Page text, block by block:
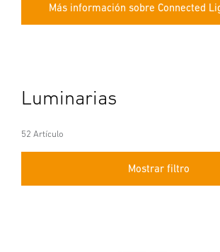
Más información sobre Connected
Luminarias
52 Artículo
Mostrar filtro